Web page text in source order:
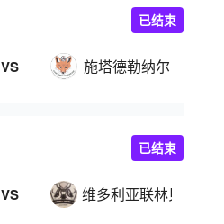
VS 施塔德勒纳尔
已结束
VS 维多利亚联林贝
已结束